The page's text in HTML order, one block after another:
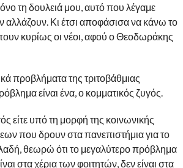
τη δουλειά μου, αυτό που λέγαμε
αλλάζουν. Κι έτσι αποφάσισα να κάνω το
κυρίως οι νέοι, αφού ο Θεοδωράκης
προβλήματα της τριτοβάθμιας
είναι ένα, ο κομματικός ζυγός.
είτε υπό τη μορφή της κοινωνικής
που δρουν στα πανεπιστήμια για το
θεωρώ ότι το μεγαλύτερο πρόβλημα
στα χέρια των φοιτητών, δεν είναι στα